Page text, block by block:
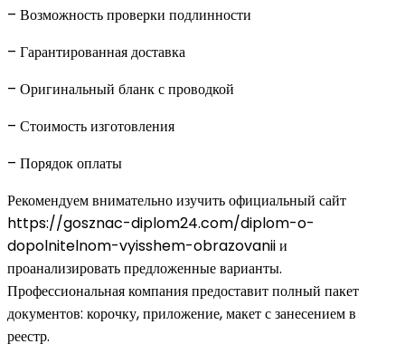
– Возможность проверки подлинности
– Гарантированная доставка
– Оригинальный бланк с проводкой
– Стоимость изготовления
– Порядок оплаты
Рекомендуем внимательно изучить официальный сайт
https://gosznac-diplom24.com/diplom-o-
dopolnitelnom-vyisshem-obrazovanii и
проанализировать предложенные варианты.
Профессиональная компания предоставит полный пакет
документов: корочку, приложение, макет с занесением в
реестр.